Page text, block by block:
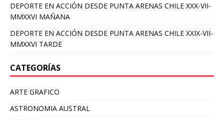
DEPORTE EN ACCIÓN DESDE PUNTA ARENAS CHILE XXX-VII-
MMXXVI MAÑANA
DEPORTE EN ACCIÓN DESDE PUNTA ARENAS CHILE XXIX-VII-
MMXXVI TARDE
CATEGORÍAS
ARTE GRAFICO
ASTRONOMIA AUSTRAL